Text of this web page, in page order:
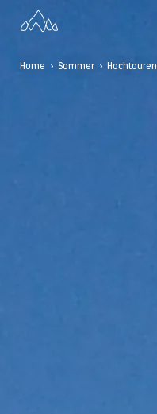
Home > Sommer > Hochtouren